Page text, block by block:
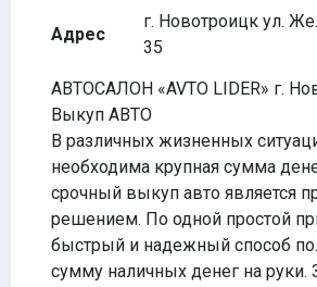
Адрес
г. Новотроицк ул.
35
АВТОСАЛОН «AVTO LIDER» г.
Выкуп АВТО
В различных жизненных
необходима крупная сумма
срочный выкуп авто является
решением. По одной простой
быстрый и надежный способ
сумму наличных денег на руки.